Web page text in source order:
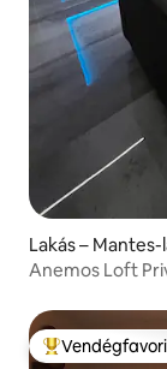
Lakás –
Anemos Loft
Kiemelt